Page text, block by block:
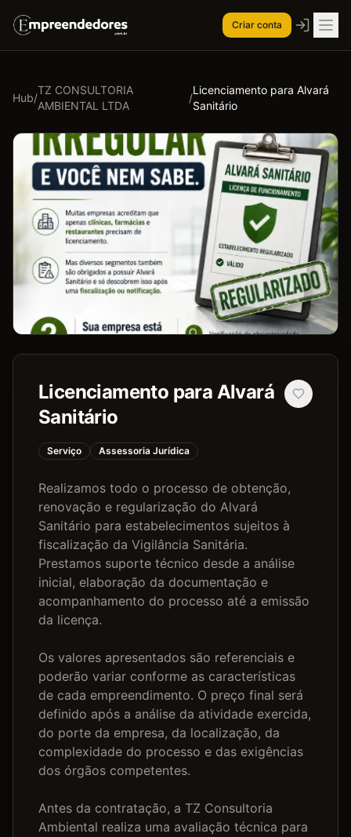
Criar conta
Hub/
TZ CONSULTORIA
AMBIENTAL LTDA
/
Licenciamento para Alvará
Sanitário
Licenciamento para Alvará
Sanitário
Serviço Assessoria Jurídica
Realizamos todo o processo de obtenção,
renovação e regularização do Alvará
Sanitário para estabelecimentos sujeitos à
fiscalização da Vigilância Sanitária.
Prestamos suporte técnico desde a análise
inicial, elaboração da documentação e
acompanhamento do processo até a emissão
da licença.
Os valores apresentados são referenciais e
poderão variar conforme as características
de cada empreendimento. O preço final será
definido após a análise da atividade exercida,
do porte da empresa, da localização, da
complexidade do processo e das exigências
dos órgãos competentes.
Antes da contratação, a TZ Consultoria
Ambiental realiza uma avaliação técnica para